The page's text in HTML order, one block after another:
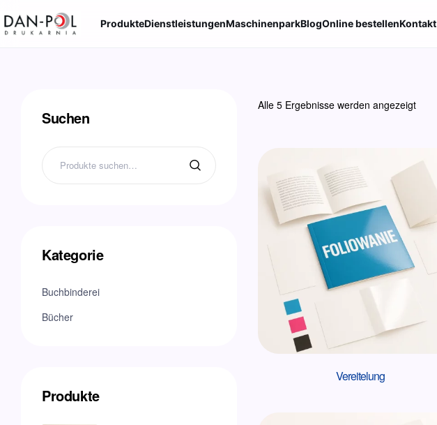
ProdukteDienstleistungenMaschinenparkBlogOnline bestellenKontakt
Alle 5 Ergebnisse werden angezeigt
Vereitelung
Suchen
Kategorie
Buchbinderei
Bücher
Produkte